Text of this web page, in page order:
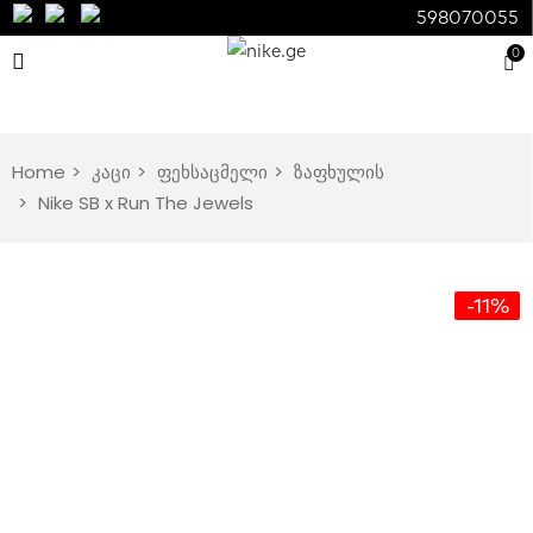
0
598070055
Home კაცი ფეხსაცმელი
ზაფხულის
Nike SB x Run The Jewels
-11%